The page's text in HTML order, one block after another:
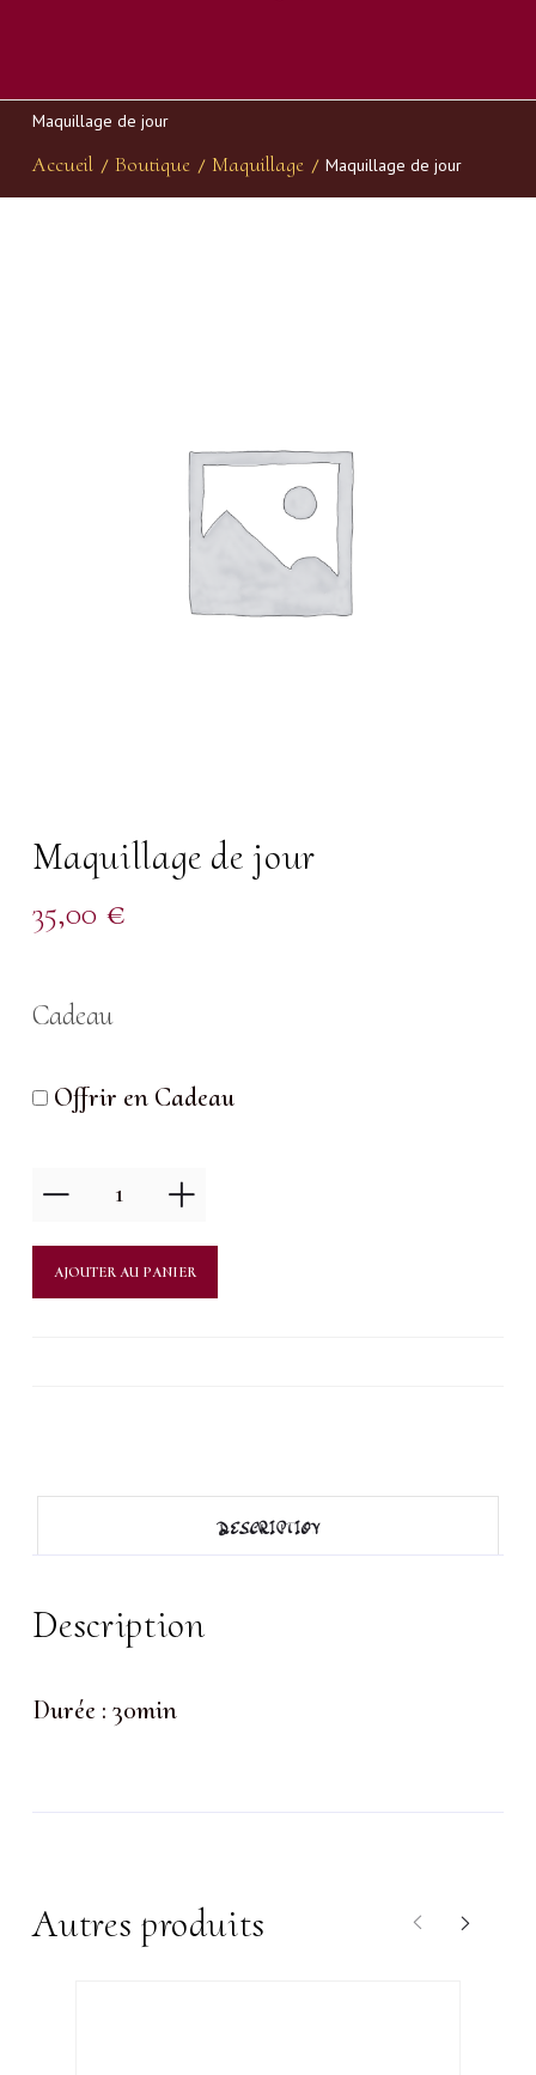
Maquillage de jour
Accueil / Boutique / Maquillage / Maquillage de jour
Maquillage de jour
35,00 €
Cadeau
Offrir en Cadeau
quantité
Maquillage
AJOUTER AU PANIER
DESCRIPTION
Description
Durée : 30min
Autres produits